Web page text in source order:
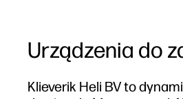
Urządzenia do
Klieverik Heli BV to